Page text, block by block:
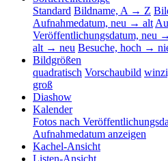
Standard Bildname, A → Z
Aufnahmedatum, neu → alt
Veröffentlichungsdatum, neu
alt → neu Besuche, hoch →
Bildgrößen
quadratisch Vorschaubild
groß
Diashow
Kalender
Fotos nach
Aufnahmedatum anzeigen
Kachel-Ansicht
Listen-Ansicht